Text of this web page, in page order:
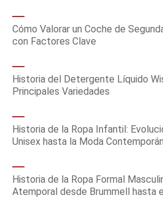
Cómo Valorar un Coche de
con Factores Clave
Historia del Detergente Líquido
Principales Variedades
Historia de la Ropa Infantil:
Unisex hasta la Moda
Historia de la Ropa Formal
Atemporal desde Brummell hasta